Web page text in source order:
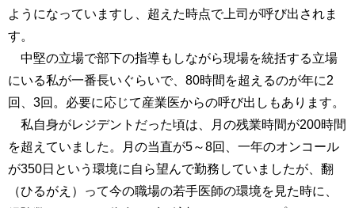
ようになっていますし、超えた時点で上司が呼び出されま
す。
中堅の立場で部下の指導もしながら現場を統括する立場
にいる私が一番長いぐらいで、80時間を超えるのが年に2
回、3回。必要に応じて産業医からの呼び出しもあります。
私自身がレジデントだった頃は、月の残業時間が200時間
を超えていました。月の当直が5～8回、一年のオンコール
が350日という環境に自ら望んで勤務していましたが、翻
（ひるがえ）って今の職場の若手医師の環境を見た時に、